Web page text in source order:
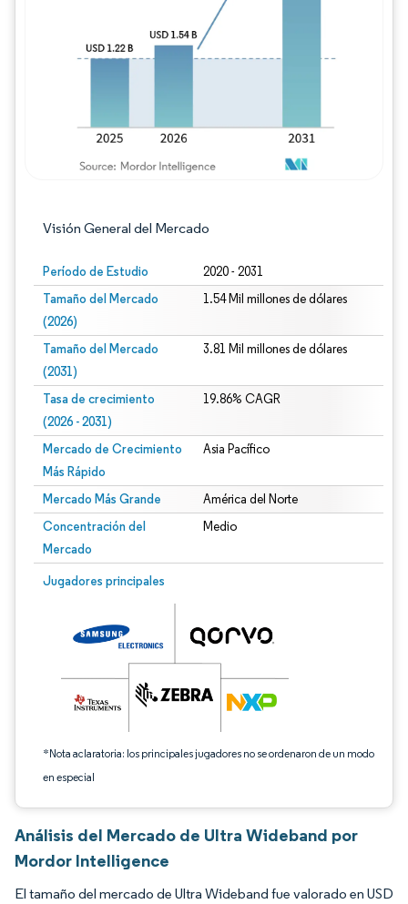
Visión General del Mercado
Período de Estudio 2020 - 2031
Tamaño del Mercado
(2026)
1.54 Mil millones de dólares
Tamaño del Mercado
(2031)
3.81 Mil millones de dólares
Tasa de crecimiento
(2026 - 2031)
19.86% CAGR
Mercado de Crecimiento
Más Rápido
Asia Pacífico
Mercado Más Grande América del Norte
Concentración del
Mercado
Medio
Jugadores principales
*Nota aclaratoria: los principales jugadores no se ordenaron de un modo
en especial
Imagen © Mordor Intelligence. El uso requiere atribución según CC BY 4.0.
Imagen © Mordor Intelligence. El uso
Análisis del Mercado de Ultra Wideband por
Mordor Intelligence
El tamaño del mercado de Ultra Wideband fue valorado en USD